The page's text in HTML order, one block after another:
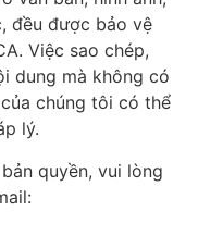
đều được bảo vệ
Việc sao chép,
dung mà không có
chúng tôi có thể
lý.
quyền, vui lòng